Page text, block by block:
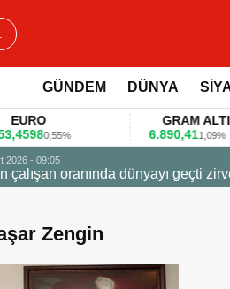
GÜNDEM DÜNYA
0,55%
GRAM ALTIN
6.890,411,09%
geçti zirvede ödüle uçtu
Zengin